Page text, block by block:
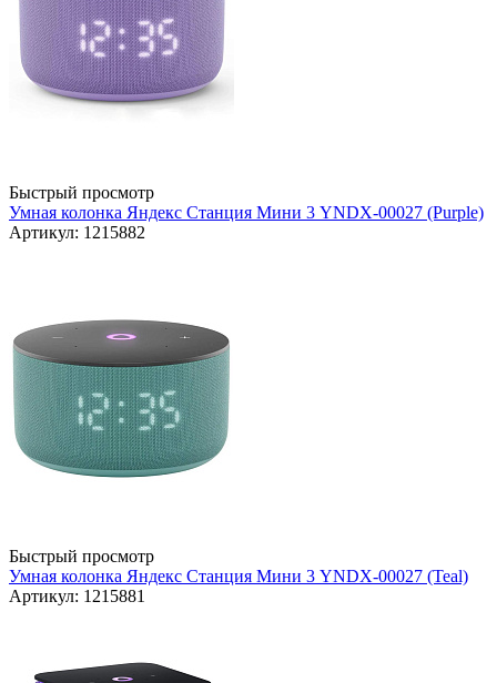
Быстрый просмотр
Умная колонка Яндекс Станция Мини 3 YNDX-00027 (Purple)
Артикул: 1215882
Быстрый просмотр
Умная колонка Яндекс Станция Мини 3 YNDX-00027 (Teal)
Артикул: 1215881